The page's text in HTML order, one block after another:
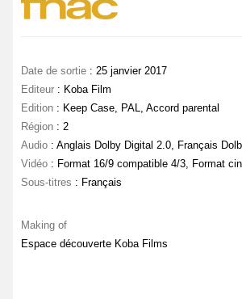
Date de sortie : 25 janvier 2017
Editeur : Koba Film
Edition : Keep Case, PAL, Accord parental
Région : 2
Audio : Anglais Dolby Digital 2.0, Français
Vidéo : Format 16/9 compatible 4/3, Format
Sous-titres : Français
Making of
Espace découverte Koba Films